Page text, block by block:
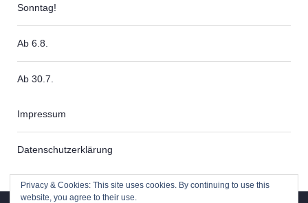
Sonntag!
Ab 6.8.
Ab 30.7.
Impressum
Datenschutzerklärung
Privacy & Cookies: This site uses cookies. By continuing to use this
website, you agree to their use.